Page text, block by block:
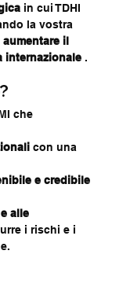
in cui TDHI
la vostra
il
internazionale .
che
con una
e credibile
alle
i rischi e i